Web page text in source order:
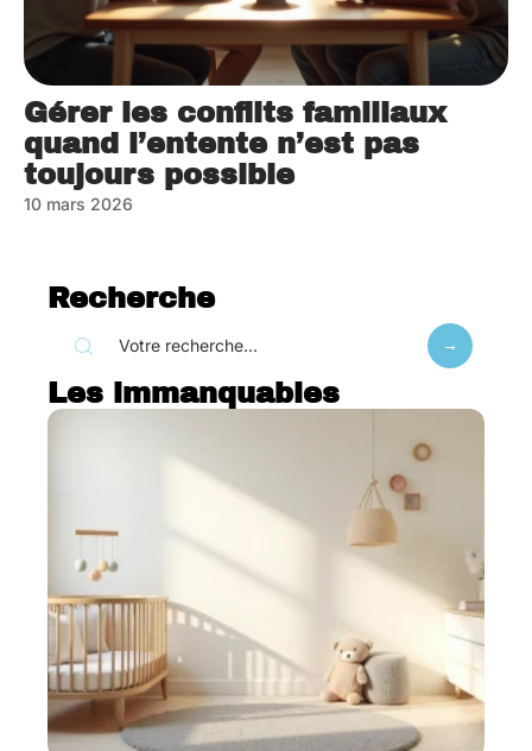
Gérer les conflits familiaux
quand l’entente n’est pas
toujours possible
10 mars 2026
Recherche
Les immanquables